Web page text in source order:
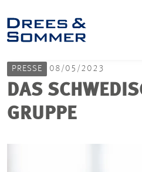
PRESSE 08/05/2023
DAS
GRUPPE